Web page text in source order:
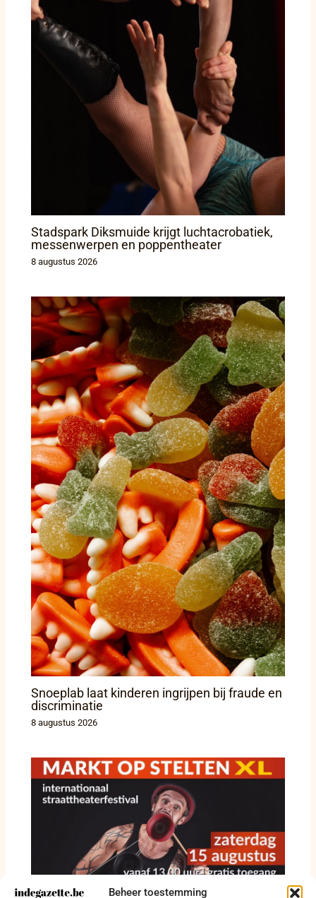
Beheer toestemming
Stadspark Diksmuide krijgt luchtacrobatiek,
messenwerpen en poppentheater
8 augustus 2026
Snoeplab laat kinderen ingrijpen bij fraude en
discriminatie
8 augustus 2026